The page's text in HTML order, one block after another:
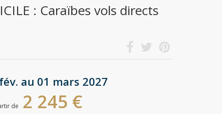
: Caraïbes vols directs
au 01 mars 2027
de 2 245 €